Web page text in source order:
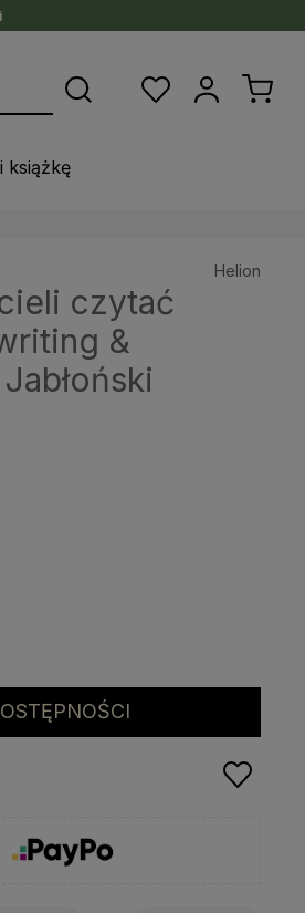
książkę
Helion
czytać
&